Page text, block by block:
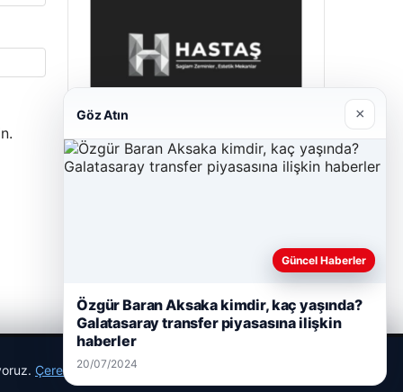
Çerez Politikamız
Göz Atın ×
Güncel Haberler
Özgür Baran Aksaka kimdir, kaç yaşında?
Galatasaray transfer piyasasına ilişkin
haberler
20/07/2024